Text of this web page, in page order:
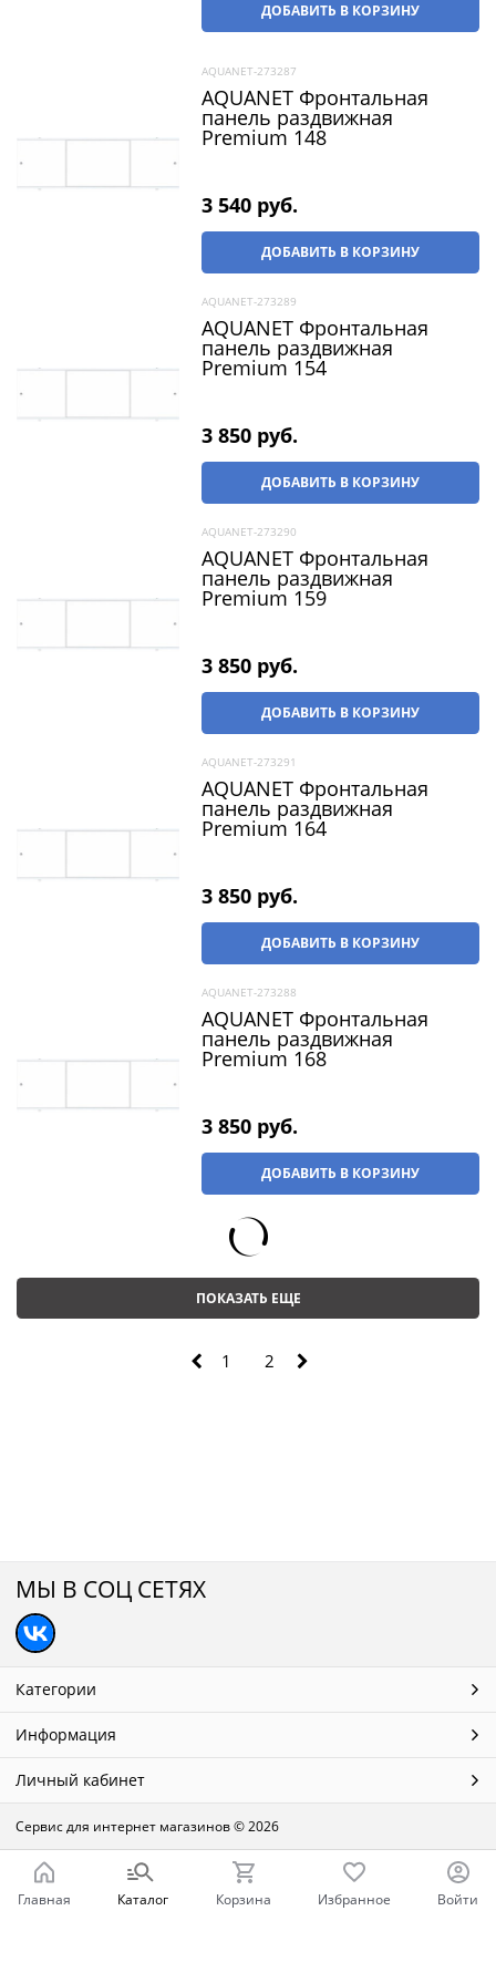
ДОБАВИТЬ В КОРЗИНУ
AQUANET-273287
AQUANET Фронтальная
панель раздвижная
Premium 148
3 540 руб.
ДОБАВИТЬ В КОРЗИНУ
AQUANET-273289
AQUANET Фронтальная
панель раздвижная
Premium 154
3 850 руб.
ДОБАВИТЬ В КОРЗИНУ
AQUANET-273290
AQUANET Фронтальная
панель раздвижная
Premium 159
3 850 руб.
ДОБАВИТЬ В КОРЗИНУ
AQUANET-273291
AQUANET Фронтальная
панель раздвижная
Premium 164
3 850 руб.
ДОБАВИТЬ В КОРЗИНУ
AQUANET-273288
AQUANET Фронтальная
панель раздвижная
Premium 168
3 850 руб.
ДОБАВИТЬ В КОРЗИНУ
ПОКАЗАТЬ ЕЩЕ
1 2
МЫ В СОЦ СЕТЯХ
Категории
Информация
Личный кабинет
Сервис для интернет магазинов© 2026
Главная Каталог Корзина Избранное Войти